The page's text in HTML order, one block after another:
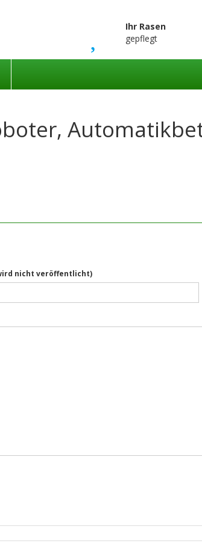
Ihr Rasen
gepflegt
nicht veröffentlicht)